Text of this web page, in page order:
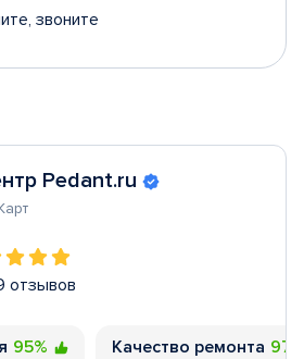
звоните
Pedant.ru
отзывов
95% Качество ремонта